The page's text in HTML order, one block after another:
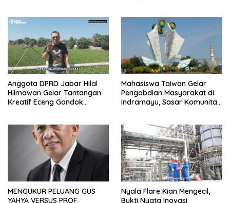
Anggota DPRD Jabar Hilal
Hilmawan Gelar Tantangan
Kreatif Eceng Gondok
Mahasiswa Taiwan Gelar
Pengabdian Masyarakat di
Indramayu, Sasar Komunitas
MENGUKUR PELUANG GUS
YAHYA VERSUS PROF.
Nyala Flare Kian Mengecil,
Bukti Nyata Inovasi